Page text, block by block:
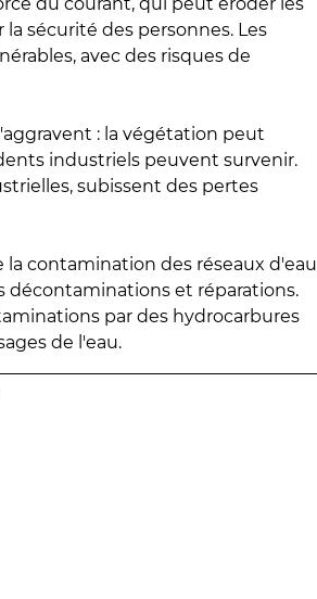
sécurité des personnes. Les
avec des risques de
: la végétation peut
industriels peuvent survenir.
subissent des pertes
contamination des réseaux d'eau
et réparations.
par des hydrocarbures
de l'eau.